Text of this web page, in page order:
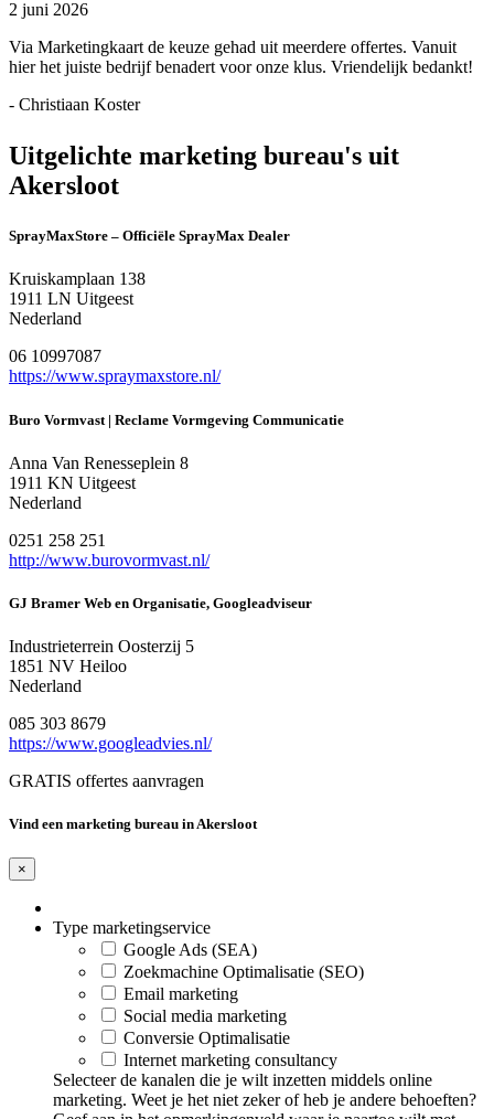
2 juni 2026
Via Marketingkaart de keuze gehad uit meerdere offertes. Vanuit
hier het juiste bedrijf benadert voor onze klus. Vriendelijk bedankt!
- Christiaan Koster
Uitgelichte marketing bureau's uit
Akersloot
SprayMaxStore – Officiële SprayMax Dealer
Kruiskamplaan 138
1911 LN Uitgeest
Nederland
06 10997087
https://www.spraymaxstore.nl/
Buro Vormvast | Reclame Vormgeving Communicatie
Anna Van Renesseplein 8
1911 KN Uitgeest
Nederland
0251 258 251
http://www.burovormvast.nl/
GJ Bramer Web en Organisatie, Googleadviseur
Industrieterrein Oosterzij 5
1851 NV Heiloo
Nederland
085 303 8679
https://www.googleadvies.nl/
GRATIS offertes aanvragen
Vind een marketing bureau in Akersloot
×
Type marketingservice
Google Ads (SEA)
Zoekmachine Optimalisatie (SEO)
Email marketing
Social media marketing
Conversie Optimalisatie
Internet marketing consultancy
Selecteer de kanalen die je wilt inzetten middels online
marketing. Weet je het niet zeker of heb je andere behoeften?